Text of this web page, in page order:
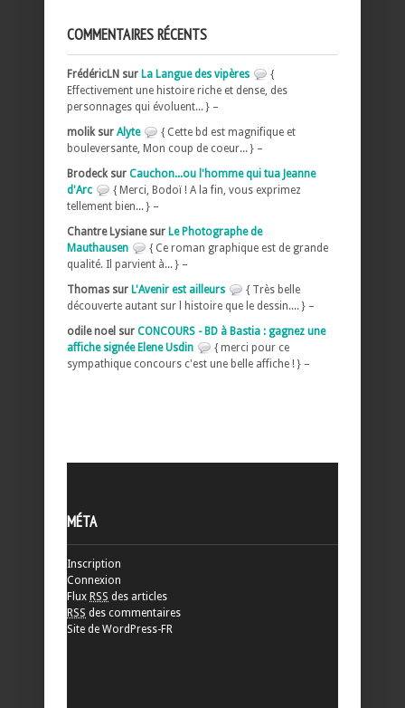
COMMENTAIRES RÉCENTS
FrédéricLN sur La Langue des vipères
{
Effectivement une histoire riche et dense, des
personnages qui évoluent... } –
molik sur Alyte
{ Cette bd est magnifique et
bouleversante, Mon coup de coeur... } –
Brodeck sur Cauchon...ou l'homme qui tua Jeanne
d'Arc
{ Merci, Bodoï ! A la fin, vous exprimez
tellement bien... } –
Chantre Lysiane sur Le Photographe de
Mauthausen
{ Ce roman graphique est de grande
qualité. Il parvient à... } –
Thomas sur L'Avenir est ailleurs
{ Très belle
découverte autant sur l histoire que le dessin.... } –
odile noel sur CONCOURS - BD à Bastia : gagnez une
affiche signée Elene Usdin
{ merci pour ce
sympathique concours c'est une belle affiche ! } –
MÉTA
Inscription
Connexion
Flux RSS des articles
RSS des commentaires
Site de WordPress-FR